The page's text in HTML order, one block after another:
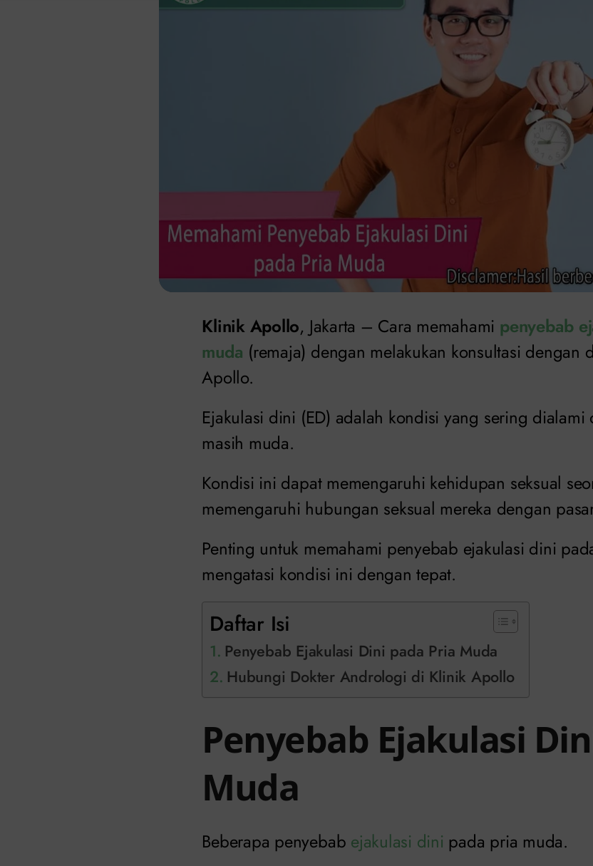
Klinik Apollo, Jakarta – Cara memahami penyebab
muda (remaja) dengan melakukan konsultasi dengan
Apollo.
Ejakulasi dini (ED) adalah kondisi yang sering
masih muda.
Kondisi ini dapat memengaruhi kehidupan seksual
memengaruhi hubungan seksual mereka dengan
Penting untuk memahami penyebab ejakulasi dini
mengatasi kondisi ini dengan tepat.
Daftar Isi
Penyebab Ejakulasi Dini pada Pria Muda
Hubungi Dokter Andrologi di Klinik Apollo
Penyebab Ejakulasi
Muda
Beberapa penyebab ejakulasi dini pada pria muda.